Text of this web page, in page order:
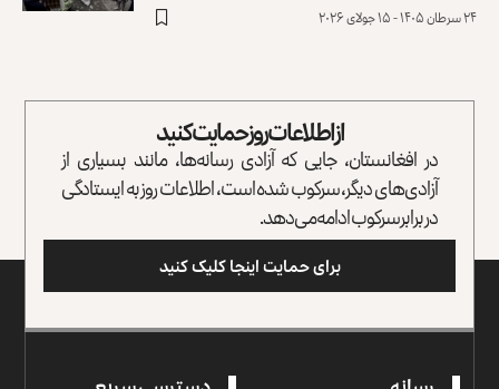
۲۴ سرطان ۱۴۰۵ - ۱۵ جولای ۲۰۲۶
از اطلاعات روز حمایت کنید
در افغانستان، جایی که آزادی رسانه‌ها، مانند بسیاری از
آزادی‌های دیگر، سرکوب شده است، اطلاعات روز به ایستادگی
در برابر سرکوب ادامه می‌دهد.
برای حمایت اینجا کلیک کنید